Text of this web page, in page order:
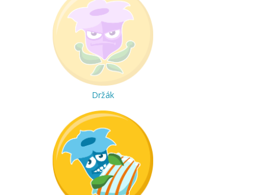
Držák